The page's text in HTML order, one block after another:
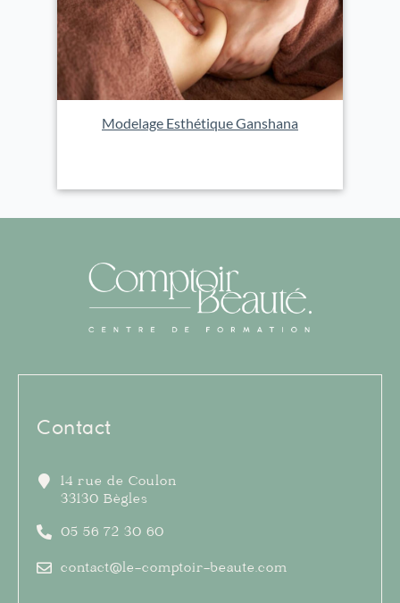
Modelage Esthétique Ganshana
Contact
14 rue de Coulon
33130 Bègles
05 56 72 30 60
contact@le-comptoir-beaute.com